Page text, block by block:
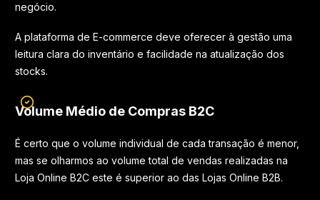
negócio.
A plataforma de E-commerce deve oferecer à gestão uma
leitura clara do inventário e facilidade na atualização dos
stocks.
Volume Médio de Compras B2C
É certo que o volume individual de cada transação é menor,
mas se olharmos ao volume total de vendas realizadas na
Loja Online B2C este é superior ao das Lojas Online B2B.